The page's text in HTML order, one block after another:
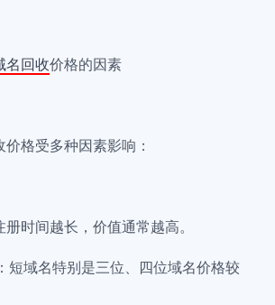
名回收价格的因素
格受多种因素影响：
时间越长，价值通常越高。
短域名特别是三位、四位域名价格较